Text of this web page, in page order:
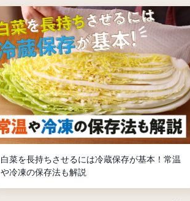
白菜を長持ちさせるには冷蔵保存が基本！常温
や冷凍の保存法も解説